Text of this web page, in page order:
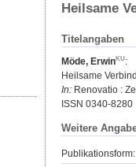
Heilsame
Titelangaben
Möde, Erwin
:
Heilsame
In: Renovatio :
ISSN 0340-8280
Weitere
Publikationsform: